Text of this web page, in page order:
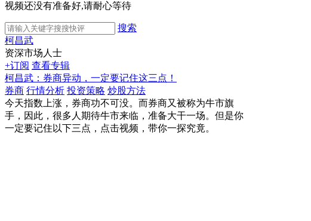
视频还没有准备好,请耐心等待
搜索
柯昌武
资深市场人士
+订阅 查看专辑
柯昌武：券商异动，一定要记住这三点！
券商 行情分析 投资策略 炒股方法
今天指数上涨，券商功不可没。而券商又被称为牛市旗
手，因此，很多人期待牛市来临，准备大干一场。但是你
一定要记住以下三点，点击视频，带你一探究竟。